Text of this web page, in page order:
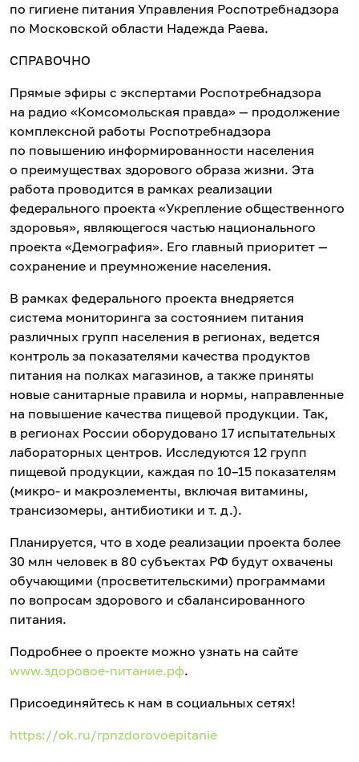
по гигиене питания Управления Роспотребнадзора
по Московской области Надежда Раева.
СПРАВОЧНО
Прямые эфиры с экспертами Роспотребнадзора
на радио «Комсомольская правда» — продолжение
комплексной работы Роспотребнадзора
по повышению информированности населения
о преимуществах здорового образа жизни. Эта
работа проводится в рамках реализации
федерального проекта «Укрепление общественного
здоровья», являющегося частью национального
проекта «Демография». Его главный приоритет —
сохранение и преумножение населения.
В рамках федерального проекта внедряется
система мониторинга за состоянием питания
различных групп населения в регионах, ведется
контроль за показателями качества продуктов
питания на полках магазинов, а также приняты
новые санитарные правила и нормы, направленные
на повышение качества пищевой продукции. Так,
в регионах России оборудовано 17 испытательных
лабораторных центров. Исследуются 12 групп
пищевой продукции, каждая по 10–15 показателям
(микро- и макроэлементы, включая витамины,
трансизомеры, антибиотики и т. д.).
Планируется, что в ходе реализации проекта более
30 млн человек в 80 субъектах РФ будут охвачены
обучающими (просветительскими) программами
по вопросам здорового и сбалансированного
питания.
Подробнее о проекте можно узнать на сайте
www.здоровое-питание.рф.
Присоединяйтесь к нам в социальных сетях!
https://ok.ru/rpnzdorovoepitanie